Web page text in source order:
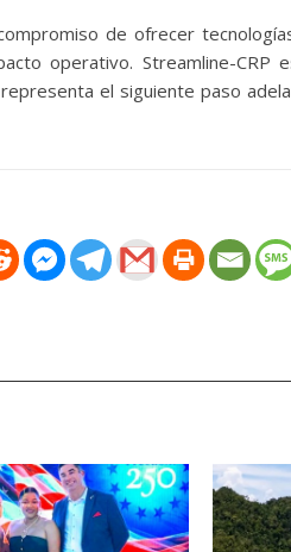
de ofrecer
operativo. Streamline-CRP
el siguiente paso